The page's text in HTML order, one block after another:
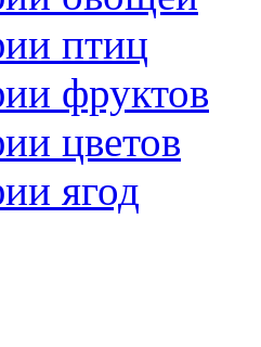
птиц
фруктов
цветов
ягод